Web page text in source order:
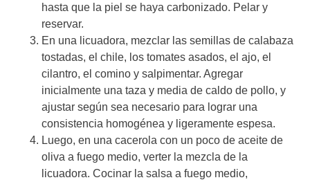
hasta que la piel se haya carbonizado. Pelar y
reservar.
En una licuadora, mezclar las semillas de calabaza
tostadas, el chile, los tomates asados, el ajo, el
cilantro, el comino y salpimentar. Agregar
inicialmente una taza y media de caldo de pollo, y
ajustar según sea necesario para lograr una
consistencia homogénea y ligeramente espesa.
Luego, en una cacerola con un poco de aceite de
oliva a fuego medio, verter la mezcla de la
licuadora. Cocinar la salsa a fuego medio,